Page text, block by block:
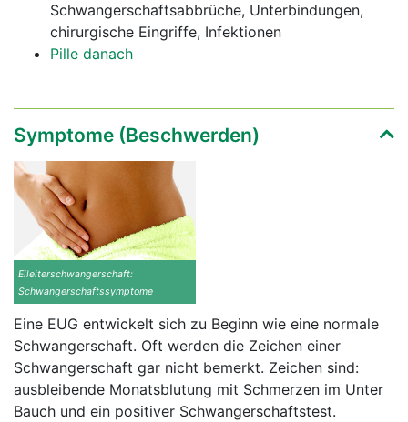
Schwangerschaftsabbrüche, Unterbindungen,
chirurgische Eingriffe, Infektionen
Pille danach
Symptome (Beschwerden)
Eileiterschwangerschaft:
Schwangerschaftssymptome
Eine EUG entwickelt sich zu Beginn wie eine normale
Schwangerschaft. Oft werden die Zeichen einer
Schwangerschaft gar nicht bemerkt. Zeichen sind:
ausbleibende Monatsblutung mit Schmerzen im Unter
Bauch und ein positiver Schwangerschaftstest.